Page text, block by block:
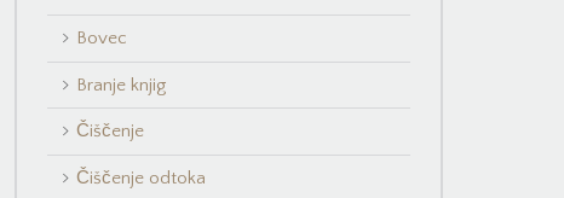
Bovec
Branje knjig
Čiščenje
Čiščenje odtoka